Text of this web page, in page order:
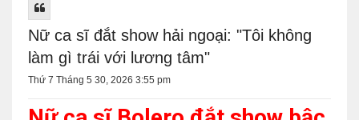
Nữ ca sĩ đắt show hải ngoại: "Tôi không
làm gì trái với lương tâm"
Thứ 7 Tháng 5 30, 2026 3:55 pm